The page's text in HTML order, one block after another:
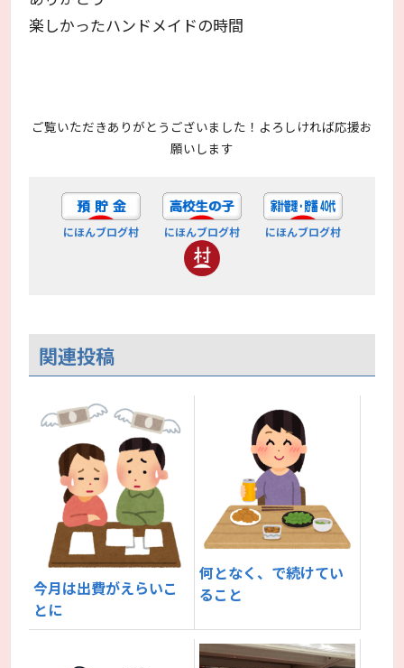
楽しかったハンドメイドの時間
ご覧いただきありがとうございました！よろしければ応援お
願いします
にほんブログ村 にほんブログ村 にほんブログ村
関連投稿
今月は出費がえらいこ
とに
何となく、で続けてい
ること